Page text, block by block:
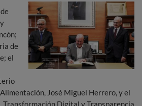
de
el
José Miguel Herrero, y el
Transformación Digital y Transparencia